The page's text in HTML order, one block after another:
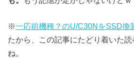
※一応前機種？のU/C30NをSSD換
たから、この記事にたどり着いた読
ね。